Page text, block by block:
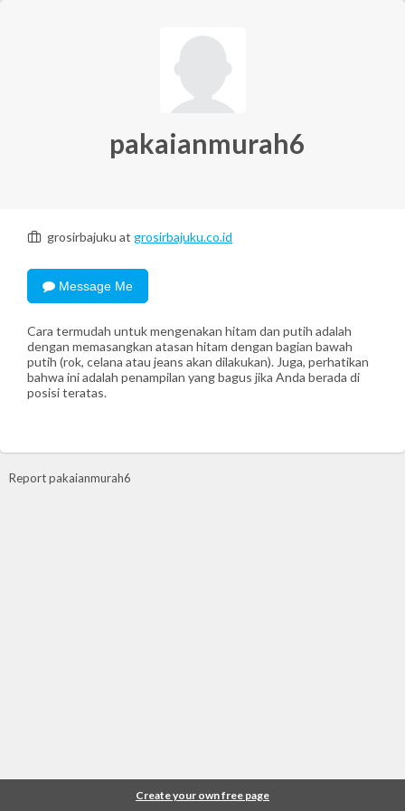
pakaianmurah6
grosirbajuku at grosirbajuku.co.id
Message Me
Cara termudah untuk mengenakan hitam dan putih adalah
dengan memasangkan atasan hitam dengan bagian bawah
putih (rok, celana atau jeans akan dilakukan). Juga, perhatikan
bahwa ini adalah penampilan yang bagus jika Anda berada di
posisi teratas.
Report pakaianmurah6
Create your own free page